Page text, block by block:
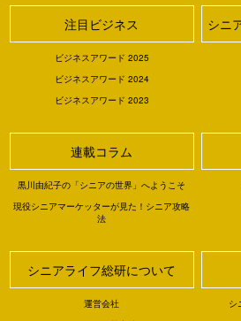
注目ビジネス
ビジネスアワード 2025
ビジネスアワード 2024
ビジネスアワード 2023
シニ
連載コラム
黒川由紀子の「シニアの世界」へようこそ
現役シニアマーケッターが見た！シニア攻略
法
シニアライフ総研について
運営会社
シ